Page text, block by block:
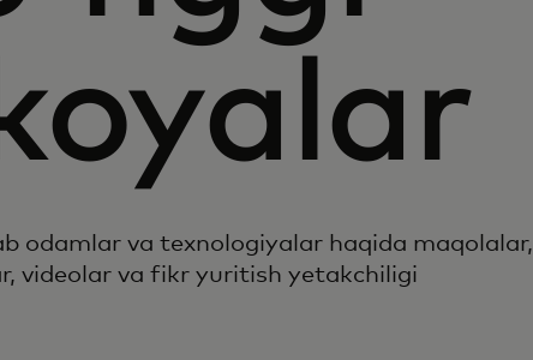
odamlar va texnologiyalar haqida maqolalar,
videolar va fikr yuritish yetakchiligi